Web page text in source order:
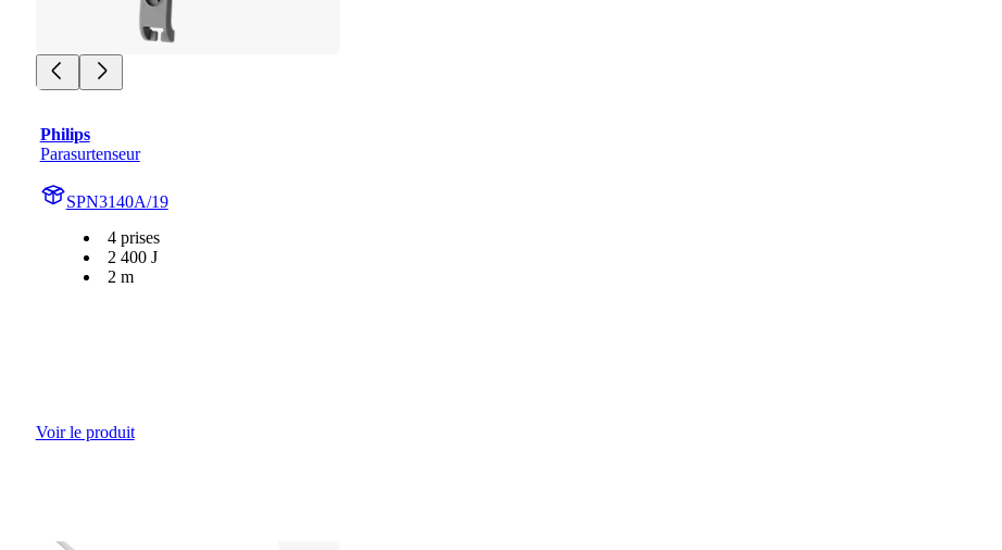
Philips
Parasurtenseur
SPN3140A/19
4 prises
2 400 J
2 m
Voir le produit